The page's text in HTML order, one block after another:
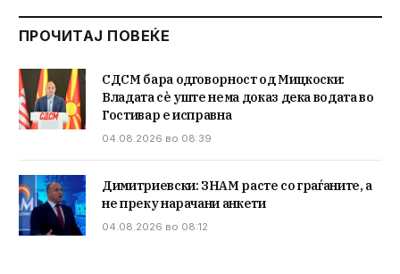
ПРОЧИТАЈ ПОВЕЌЕ
СДСМ бара одговорност од Мицкоски:
Владата сè уште нема доказ дека водата во
Гостивар е исправна
04.08.2026 во 08:39
Димитриевски: ЗНАМ расте со граѓаните, а
не преку нарачани анкети
04.08.2026 во 08:12